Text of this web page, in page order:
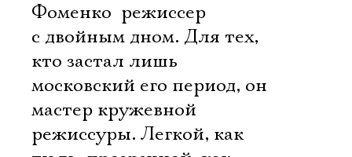
Фоменко  режиссер
с двойным дном. Для тех,
кто застал лишь
московский его период, он 
мастер кружевной
режиссуры. Легкой, как